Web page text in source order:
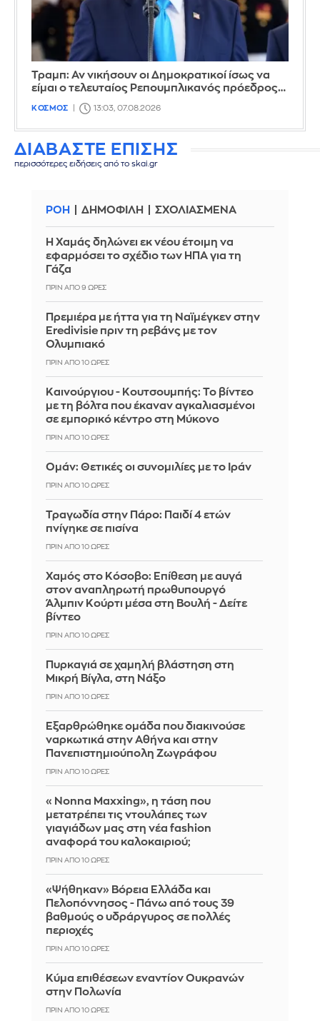
Τραμπ: Αν νικήσουν οι Δημοκρατικοί ίσως να
είμαι ο τελευταίος Ρεπουμπλικανός πρόεδρος…
ΚΟΣΜΟΣ 13:03, 07.08.2026
ΔΙΑΒΑΣΤΕ ΕΠΙΣΗΣ
περισσότερες ειδήσεις από το skai.gr
ΡΟΗ ΔΗΜΟΦΙΛΗ ΣΧΟΛΙΑΣΜΕΝΑ
Η Χαμάς δηλώνει εκ νέου έτοιμη να
εφαρμόσει το σχέδιο των ΗΠΑ για τη
Γάζα
ΠΡΙΝ ΑΠΌ 9 ΏΡΕΣ
Πρεμιέρα με ήττα για τη Ναϊμέγκεν στην
Eredivisie πριν τη ρεβάνς με τον
Ολυμπιακό
ΠΡΙΝ ΑΠΌ 10 ΏΡΕΣ
Καινούργιου - Κουτσουμπής: Το βίντεο
με τη βόλτα που έκαναν αγκαλιασμένοι
σε εμπορικό κέντρο στη Μύκονο
ΠΡΙΝ ΑΠΌ 10 ΏΡΕΣ
Ομάν: Θετικές οι συνομιλίες με το Ιράν
ΠΡΙΝ ΑΠΌ 10 ΏΡΕΣ
Τραγωδία στην Πάρο: Παιδί 4 ετών
πνίγηκε σε πισίνα
ΠΡΙΝ ΑΠΌ 10 ΏΡΕΣ
Χαμός στο Κόσοβο: Επίθεση με αυγά
στον αναπληρωτή πρωθυπουργό
Άλμπιν Κούρτι μέσα στη Βουλή - Δείτε
βίντεο
ΠΡΙΝ ΑΠΌ 10 ΏΡΕΣ
Πυρκαγιά σε χαμηλή βλάστηση στη
Μικρή Βίγλα, στη Νάξο
ΠΡΙΝ ΑΠΌ 10 ΏΡΕΣ
Εξαρθρώθηκε ομάδα που διακινούσε
ναρκωτικά στην Αθήνα και στην
Πανεπιστημιούπολη Ζωγράφου
ΠΡΙΝ ΑΠΌ 10 ΏΡΕΣ
«Nonna Maxxing», η τάση που
μετατρέπει τις ντουλάπες των
γιαγιάδων μας στη νέα fashion
αναφορά του καλοκαιριού;
ΠΡΙΝ ΑΠΌ 10 ΏΡΕΣ
«Ψήθηκαν» Βόρεια Ελλάδα και
Πελοπόννησος - Πάνω από τους 39
βαθμούς ο υδράργυρος σε πολλές
περιοχές
ΠΡΙΝ ΑΠΌ 10 ΏΡΕΣ
Κύμα επιθέσεων εναντίον Ουκρανών
στην Πολωνία
ΠΡΙΝ ΑΠΌ 10 ΏΡΕΣ